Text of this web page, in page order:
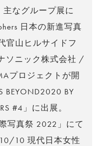
なグループ展に
日本の新進写真
官山ヒルサイドフ
ソニック株式会社 /
プロジェクトが開
BEYOND2020 BY
#4」に出展。
際写真祭 2022」にて
10 現代日本女性